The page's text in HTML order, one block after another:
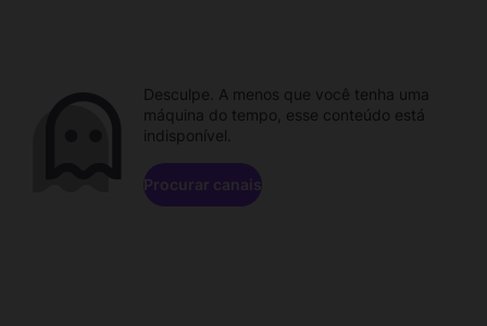
Desculpe. A menos que você tenha uma
máquina do tempo, esse conteúdo está
indisponível.
Procurar canais